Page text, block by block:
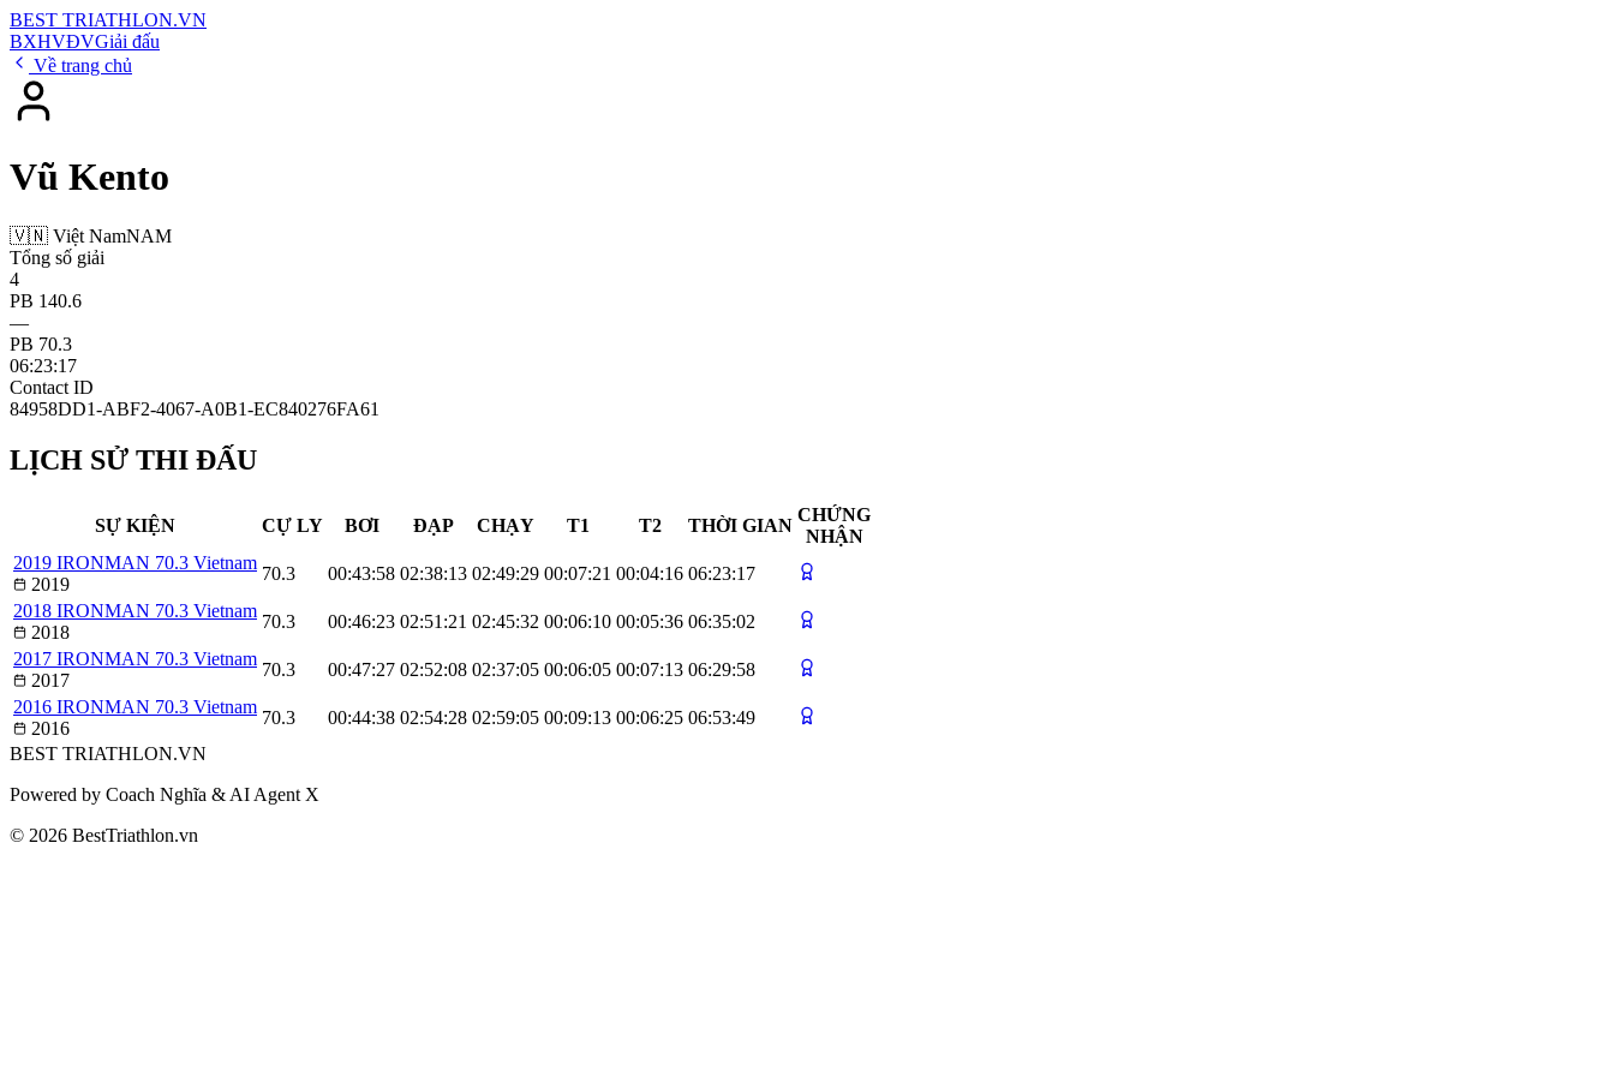
BEST TRIATHLON.VN
BXHVĐVGiải đấu
Về trang chủ
Vũ Kento
🇻🇳 Việt NamNAM
Tổng số giải
4
PB 140.6
—
PB 70.3
06:23:17
Contact ID
84958DD1-ABF2-4067-A0B1-EC840276FA61
LỊCH SỬ THI ĐẤU
SỰ KIỆN CỰ LY BƠI ĐẠP CHẠY T1 T2 THỜI GIAN
CHỨNG
NHẬN
2019 IRONMAN 70.3 Vietnam
2019
70.3 00:43:58 02:38:13 02:49:29 00:07:21 00:04:16 06:23:17
2018 IRONMAN 70.3 Vietnam
2018
70.3 00:46:23 02:51:21 02:45:32 00:06:10 00:05:36 06:35:02
2017 IRONMAN 70.3 Vietnam
2017
70.3 00:47:27 02:52:08 02:37:05 00:06:05 00:07:13 06:29:58
2016 IRONMAN 70.3 Vietnam
2016
70.3 00:44:38 02:54:28 02:59:05 00:09:13 00:06:25 06:53:49
BEST TRIATHLON.VN
Powered by Coach Nghĩa & AI Agent X
© 2026 BestTriathlon.vn